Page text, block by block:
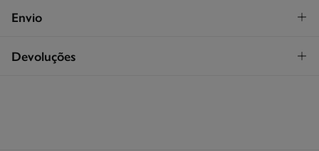
Composição
Cuidados
Envio
STANDARD
Devoluções